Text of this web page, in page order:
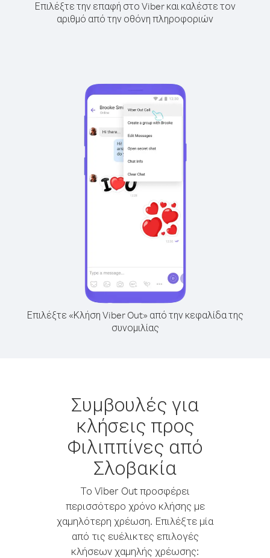
Επιλέξτε την επαφή στο Viber και καλέστε τον
αριθμό από την οθόνη πληροφοριών
Επιλέξτε «Κλήση Viber Out» από την κεφαλίδα της
συνομιλίας
Συμβουλές για
κλήσεις προς
Φιλιππίνες από
Σλοβακία
Το Viber Out προσφέρει
περισσότερο χρόνο κλήσης με
χαμηλότερη χρέωση. Επιλέξτε μία
από τις ευέλικτες επιλογές
κλήσεων χαμηλής χρέωσης: